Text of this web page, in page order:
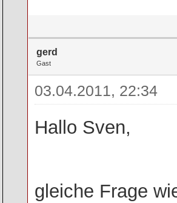
gerd
Gast
03.04.2011, 22:34
Hallo Sven,
gleiche Frage